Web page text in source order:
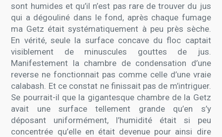
sont humides et qu’il n’est pas rare de trouver du jus
qui a dégouliné dans le fond, après chaque fumage
ma Getz était systématiquement à peu près sèche.
En vérité, seule la surface concave du floc captait
visiblement de minuscules gouttes de jus.
Manifestement la chambre de condensation d’une
reverse ne fonctionnait pas comme celle d’une vraie
calabash. Et ce constat ne finissait pas de m’intriguer.
Se pourrait-il que la gigantesque chambre de la Getz
avait une surface tellement grande qu’en s’y
déposant uniformément, l’humidité était si peu
concentrée qu’elle en était devenue pour ainsi dire